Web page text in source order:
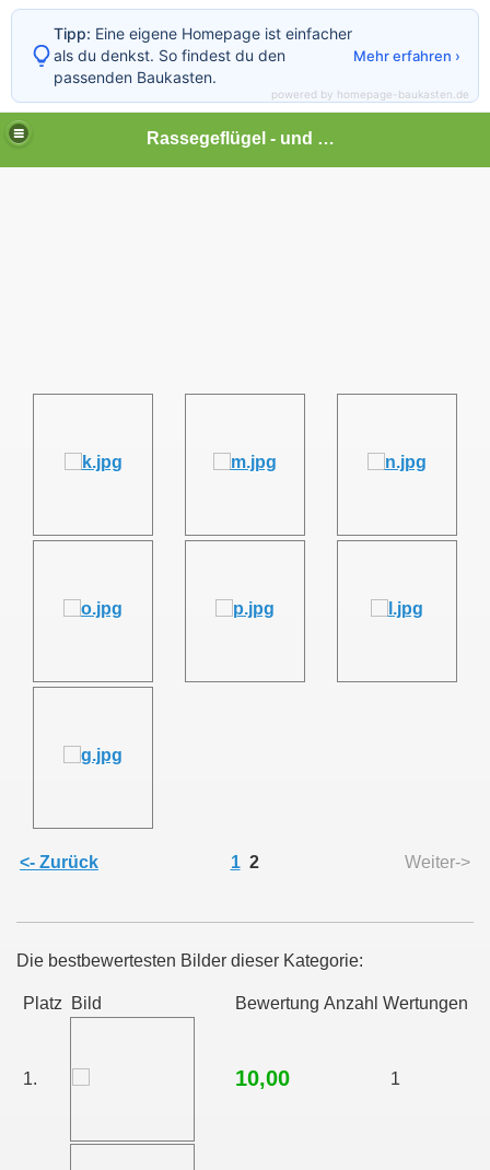
Rassegeflügel - und Kleintierhof Lonalu
<- Zurück 1 2 Weiter->
Die bestbewertesten Bilder dieser Kategorie:
Platz Bild Bewertung Anzahl Wertungen
1. 10,00 1
Tipp: Eine eigene Homepage ist einfacher
als du denkst. So findest du den
passenden Baukasten.
Mehr erfahren ›
powered by homepage-baukasten.de